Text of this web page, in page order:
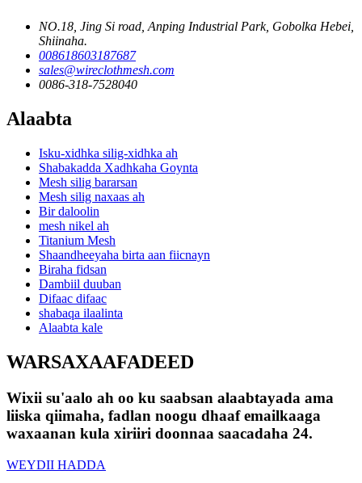
NO.18, Jing Si road, Anping Industrial Park, Gobolka Hebei,
Shiinaha.
008618603187687
sales@wireclothmesh.com
0086-318-7528040
Alaabta
Isku-xidhka silig-xidhka ah
Shabakadda Xadhkaha Goynta
Mesh silig bararsan
Mesh silig naxaas ah
Bir daloolin
mesh nikel ah
Titanium Mesh
Shaandheeyaha birta aan fiicnayn
Biraha fidsan
Dambiil duuban
Difaac difaac
shabaqa ilaalinta
Alaabta kale
WARSAXAAFADEED
Wixii su'aalo ah oo ku saabsan alaabtayada ama
liiska qiimaha, fadlan noogu dhaaf emailkaaga
waxaanan kula xiriiri doonnaa saacadaha 24.
WEYDII HADDA